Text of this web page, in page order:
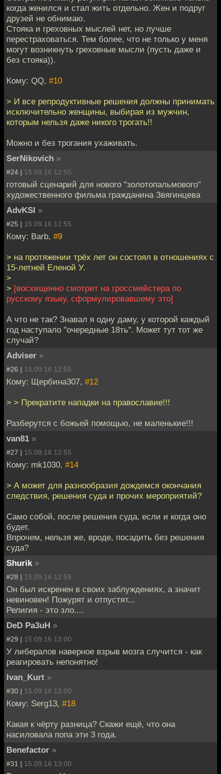
когда женился и стал жить отдельно. Жен и подруг
друзей не обнимаю.
Стояка и греховных мыслей нет, но лучше
перестраховаться. Тем более, что не только у меня
могут возникнуть греховные мысли (пусть даже и
без стояка)).
Кому: QQ, #10
> И все репродуктивные решения должны принимать
исключительно женщины, выбирая из мужчин,
которым нельзя даже никого трогать!!
Можно и без трогания ухаживать.
SerNikovich »
#24 | 15.09.16 12:55
готовый сценарий для нового "золотопальмового"
художественного фильма гражданина Звягинцева
AdvKSI »
#25 | 15.09.16 12:55
Кому: Barb, #9
> на протяжении трёх лет он состоял в отношениях с
15-летней Еленой У.
>
> [восхищенно смотрит на гроссмейстера по
русскому языку, сформулировавшему это]
А что не так? Знавал я одну даму, у которой каждый
год наступало "очередные 18ть". Может тут тот же
случай?
Adviser »
#26 | 15.09.16 12:55
Кому: Щербина307, #12
> > Прекратите нападки на православие!!!
Разберутся с божьей помощью, не маленькие!!!
van81 »
#27 | 15.09.16 12:55
Кому: mk1030, #14
> А может для разнообразия дождемся окончания
следствия, решения суда и прочих мероприятий?
Само собой, после решения суда, если и когда оно
будет.
Впрочем, нельзя же, вроде, посадить без решения
суда?
Shurik »
#28 | 15.09.16 12:59
Он был искренен в своих заблуждениях, а значит
невиновен! Пожурят и отпустят...
Религия - это зло....
DeD Pa3uH »
#29 | 15.09.16 13:00
У либералов наверное взрыв мозга случится - как
реагировать непонятно!
Ivan_Kurt »
#30 | 15.09.16 13:00
Кому: Serg13, #18
Какая к чёрту разница? Скажи ещё, что она
насиловала попа эти 3 года.
Benefactor »
#31 | 15.09.16 13:00